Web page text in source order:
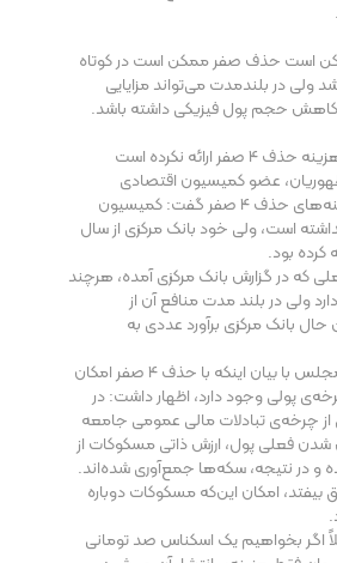
است حذف صفر ممکن است در کوتاه
ولی در بلندمدت می‌تواند مزایایی
حجم پول فیزیکی داشته باشد.
ارائه نکرده است
عضو کمیسیون اقتصادی
مجلس، در مورد برآورد هزینه‌های حذف 4 صفر گفت: کمیسیون
است، ولی خود بانک مرکزی از سال
که در گزارش بانک مرکزی آمده، هرچند
ولی در بلند مدت منافع آن از
بانک مرکزی برآورد عددی به
عضو کمیسیون اقتصادی مجلس با بیان اینکه با حذف 4 صفر امکان
پولی وجود دارد، اظهار داشت: در
چرخه‌ی تبادلات مالی عمومی جامعه
فعلی پول، ارزش ذاتی مسکوکات از
و در نتیجه، سکه‌ها جمع‌آوری شده‌اند.
بیفتد، امکان این‌که مسکوکات دوباره
اگر بخواهیم یک اسکناس صد تومانی